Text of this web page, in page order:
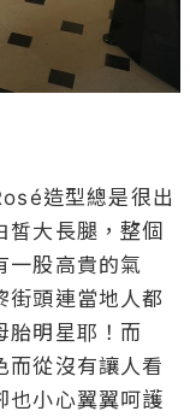
造型總是很出
皙大長腿，整個
一股高貴的氣
街頭連當地人都
胎明星耶！而
而從沒有讓人看
也小心翼翼呵護